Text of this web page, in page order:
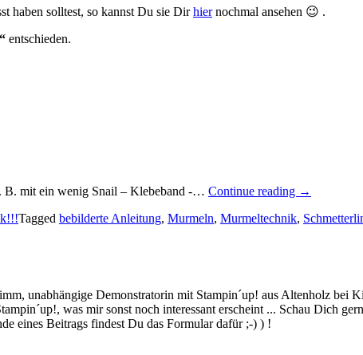
haben solltest, so kannst Du sie Dirhiernochmal ansehen 😉 .
entschieden.
B. mit ein wenig Snail – Klebeband -… Continue reading „Der
Technik
Die
→
Tagged bebilderte Anleitung, Murmeln, Murmeltechnik,
unabhängige Demonstratorin mit Stampin´up! aus Altenholz bei
was mir sonst noch interessant erscheint ... Schau Dich
eines Beitrags findest Du das Formular dafür ;-) ) !